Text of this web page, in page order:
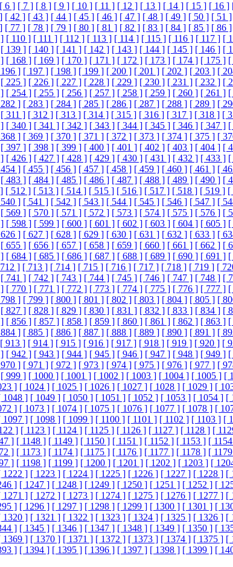
[ 6 ] [ 7 ] [ 8 ] [ 9 ] [ 10 ] [ 11 ] [ 12 ] [ 13 ] [ 14 ] [ 15 ] [ 16 ]
[ 42 ] [ 43 ] [ 44 ] [ 45 ] [ 46 ] [ 47 ] [ 48 ] [ 49 ] [ 50 ] [ 51 ]
[ 77 ] [ 78 ] [ 79 ] [ 80 ] [ 81 ] [ 82 ] [ 83 ] [ 84 ] [ 85 ] [ 86 ]
[ 110 ] [ 111 ] [ 112 ] [ 113 ] [ 114 ] [ 115 ] [ 116 ] [ 117 ] [
[ 139 ] [ 140 ] [ 141 ] [ 142 ] [ 143 ] [ 144 ] [ 145 ] [ 146 ] [
[ 168 ] [ 169 ] [ 170 ] [ 171 ] [ 172 ] [ 173 ] [ 174 ] [ 175 ] [
] [ 197 ] [ 198 ] [ 199 ] [ 200 ] [ 201 ] [ 202 ] [ 203 ] [
[ 225 ] [ 226 ] [ 227 ] [ 228 ] [ 229 ] [ 230 ] [ 231 ] [ 232 ] [
[ 254 ] [ 255 ] [ 256 ] [ 257 ] [ 258 ] [ 259 ] [ 260 ] [ 261 ] [
] [ 283 ] [ 284 ] [ 285 ] [ 286 ] [ 287 ] [ 288 ] [ 289 ] [
[ 311 ] [ 312 ] [ 313 ] [ 314 ] [ 315 ] [ 316 ] [ 317 ] [ 318 ] [
[ 340 ] [ 341 ] [ 342 ] [ 343 ] [ 344 ] [ 345 ] [ 346 ] [ 347 ] [
] [ 369 ] [ 370 ] [ 371 ] [ 372 ] [ 373 ] [ 374 ] [ 375 ] [
[ 397 ] [ 398 ] [ 399 ] [ 400 ] [ 401 ] [ 402 ] [ 403 ] [ 404 ] [
[ 426 ] [ 427 ] [ 428 ] [ 429 ] [ 430 ] [ 431 ] [ 432 ] [ 433 ] [
] [ 455 ] [ 456 ] [ 457 ] [ 458 ] [ 459 ] [ 460 ] [ 461 ] [
[ 483 ] [ 484 ] [ 485 ] [ 486 ] [ 487 ] [ 488 ] [ 489 ] [ 490 ] [
[ 512 ] [ 513 ] [ 514 ] [ 515 ] [ 516 ] [ 517 ] [ 518 ] [ 519 ] [
] [ 541 ] [ 542 ] [ 543 ] [ 544 ] [ 545 ] [ 546 ] [ 547 ] [
[ 569 ] [ 570 ] [ 571 ] [ 572 ] [ 573 ] [ 574 ] [ 575 ] [ 576 ] [
[ 598 ] [ 599 ] [ 600 ] [ 601 ] [ 602 ] [ 603 ] [ 604 ] [ 605 ] [
] [ 627 ] [ 628 ] [ 629 ] [ 630 ] [ 631 ] [ 632 ] [ 633 ] [
[ 655 ] [ 656 ] [ 657 ] [ 658 ] [ 659 ] [ 660 ] [ 661 ] [ 662 ] [
[ 684 ] [ 685 ] [ 686 ] [ 687 ] [ 688 ] [ 689 ] [ 690 ] [ 691 ] [
] [ 713 ] [ 714 ] [ 715 ] [ 716 ] [ 717 ] [ 718 ] [ 719 ] [
[ 741 ] [ 742 ] [ 743 ] [ 744 ] [ 745 ] [ 746 ] [ 747 ] [ 748 ] [
[ 770 ] [ 771 ] [ 772 ] [ 773 ] [ 774 ] [ 775 ] [ 776 ] [ 777 ] [
] [ 799 ] [ 800 ] [ 801 ] [ 802 ] [ 803 ] [ 804 ] [ 805 ] [
[ 827 ] [ 828 ] [ 829 ] [ 830 ] [ 831 ] [ 832 ] [ 833 ] [ 834 ] [
[ 856 ] [ 857 ] [ 858 ] [ 859 ] [ 860 ] [ 861 ] [ 862 ] [ 863 ] [
] [ 885 ] [ 886 ] [ 887 ] [ 888 ] [ 889 ] [ 890 ] [ 891 ] [
[ 913 ] [ 914 ] [ 915 ] [ 916 ] [ 917 ] [ 918 ] [ 919 ] [ 920 ] [
[ 942 ] [ 943 ] [ 944 ] [ 945 ] [ 946 ] [ 947 ] [ 948 ] [ 949 ] [
] [ 971 ] [ 972 ] [ 973 ] [ 974 ] [ 975 ] [ 976 ] [ 977 ] [
[ 999 ] [ 1000 ] [ 1001 ] [ 1002 ] [ 1003 ] [ 1004 ] [ 1005 ] [
] [ 1024 ] [ 1025 ] [ 1026 ] [ 1027 ] [ 1028 ] [ 1029 ] [
1048 ] [ 1049 ] [ 1050 ] [ 1051 ] [ 1052 ] [ 1053 ] [ 1054 ] [
] [ 1073 ] [ 1074 ] [ 1075 ] [ 1076 ] [ 1077 ] [ 1078 ] [
1097 ] [ 1098 ] [ 1099 ] [ 1100 ] [ 1101 ] [ 1102 ] [ 1103 ] [
] [ 1123 ] [ 1124 ] [ 1125 ] [ 1126 ] [ 1127 ] [ 1128 ] [
] [ 1148 ] [ 1149 ] [ 1150 ] [ 1151 ] [ 1152 ] [ 1153 ] [
] [ 1173 ] [ 1174 ] [ 1175 ] [ 1176 ] [ 1177 ] [ 1178 ] [
] [ 1198 ] [ 1199 ] [ 1200 ] [ 1201 ] [ 1202 ] [ 1203 ] [
1222 ] [ 1223 ] [ 1224 ] [ 1225 ] [ 1226 ] [ 1227 ] [ 1228 ] [
] [ 1247 ] [ 1248 ] [ 1249 ] [ 1250 ] [ 1251 ] [ 1252 ] [
1271 ] [ 1272 ] [ 1273 ] [ 1274 ] [ 1275 ] [ 1276 ] [ 1277 ] [
] [ 1296 ] [ 1297 ] [ 1298 ] [ 1299 ] [ 1300 ] [ 1301 ] [
1320 ] [ 1321 ] [ 1322 ] [ 1323 ] [ 1324 ] [ 1325 ] [ 1326 ] [
] [ 1345 ] [ 1346 ] [ 1347 ] [ 1348 ] [ 1349 ] [ 1350 ] [
1369 ] [ 1370 ] [ 1371 ] [ 1372 ] [ 1373 ] [ 1374 ] [ 1375 ] [
] [ 1394 ] [ 1395 ] [ 1396 ] [ 1397 ] [ 1398 ] [ 1399 ] [